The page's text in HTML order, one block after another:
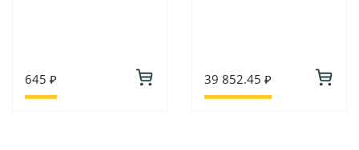
645 ₽ 39 852.45 ₽